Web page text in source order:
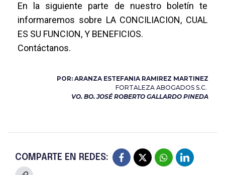
En la siguiente parte de nuestro boletín te
informaremos sobre LA CONCILIACION, CUAL
ES SU FUNCION, Y BENEFICIOS.
Contáctanos.
POR: ARANZA ESTEFANIA RAMIREZ MARTINEZ
FORTALEZA ABOGADOS S.C.
VO. BO. JOSÉ ROBERTO GALLARDO PINEDA
COMPARTE EN REDES: